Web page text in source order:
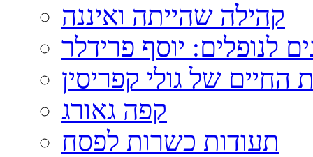
קהילה שהייתה ואיננה
לנופלים: יוסף פרידלר
החיים של גולי קפריסין
קפה גאורג
תעודות כשרות לפסח